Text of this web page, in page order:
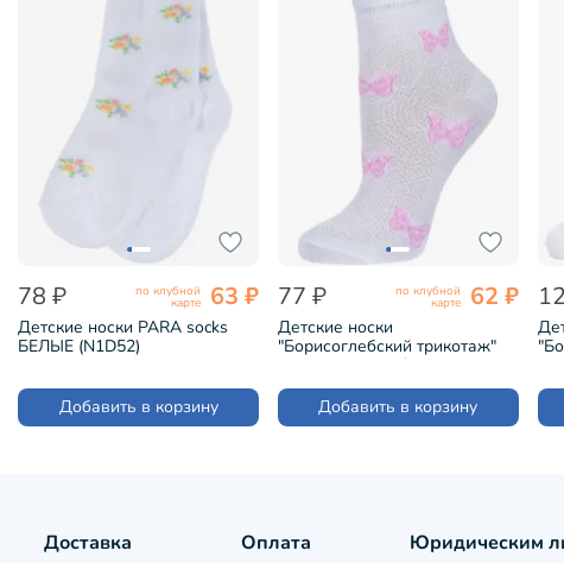
78 ₽ по клубной
карте 63 ₽
Детские носки PARA socks
БЕЛЫЕ (N1D52)
Добавить в корзину
77 ₽ по клубной
карте 62 ₽
Детские носки
"Борисоглебский трикотаж"
БЕЛЫЕ (8С3000/1)
Добавить в корзину
Доставка Оплата Юридическим